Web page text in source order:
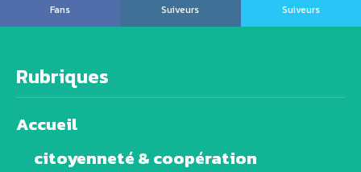
Fans
Suiveurs
Suiveurs
Rubriques
Accueil
citoyenneté & coopération